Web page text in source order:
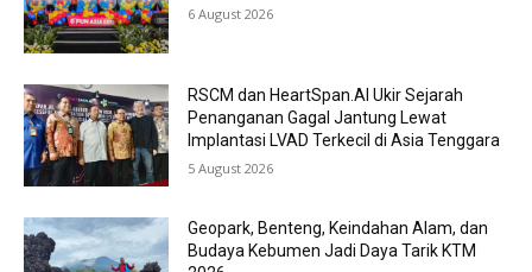
6 August 2026
RSCM dan HeartSpan.AI Ukir Sejarah
Penanganan Gagal Jantung Lewat
Implantasi LVAD Terkecil di Asia Tenggara
5 August 2026
Geopark, Benteng, Keindahan Alam, dan
Budaya Kebumen Jadi Daya Tarik KTM